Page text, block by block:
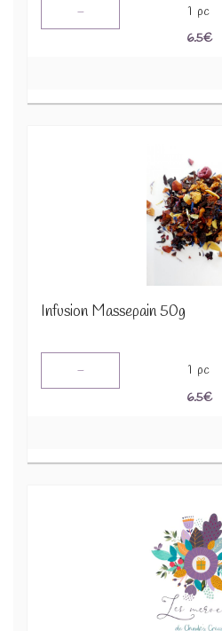
- 1 pc
6.5€
Infusion Massepain 50g
- 1 pc
6.5€